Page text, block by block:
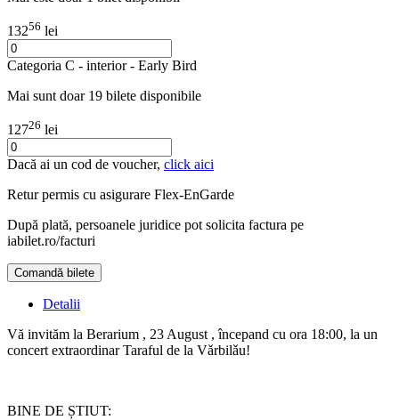
13256 lei
Categoria C - interior - Early Bird
Mai sunt doar 19 bilete disponibile
12726 lei
Dacă ai un cod de voucher, click aici
Retur permis cu asigurare Flex-EnGarde
După plată, persoanele juridice pot solicita factura pe
iabilet.ro/facturi
Comandă bilete
Detalii
Vă invităm la Berarium , 23 August , începand cu ora 18:00, la un
concert extraordinar Taraful de la Vǎrbilǎu!
BINE DE ȘTIUT: